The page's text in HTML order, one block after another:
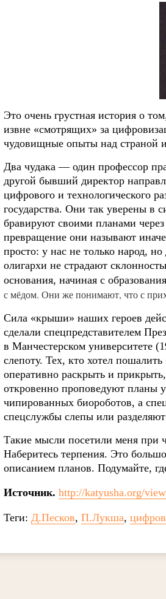
Это очень грустная история о
извне «смотрящих» за
чудовищные опыты над страной
Два чудака — один профессор
другой бывший директор
цифрового и технологического
государства. Они так уверены в
бравируют своими планами через
превращение они называют
просто: у нас не только народ,
олигархи не страдают
основания, начиная с
с мёдом. Они же понимают, что с
Сила «крыши» наших героев
сделали спецпредставителем
в Манчестерском университете
слепоту. Тех, кто хотел
оперативно раскрыть и
откровенно проповедуют планы
чипированных биороботов, а
спецслужбы слепы или
Такие мысли посетили меня при
Наберитесь терпения. Это
описанием планов. Подумайте,
Источник.http://katyusha.org/
Теги:Д.Песков,П.Лукша,